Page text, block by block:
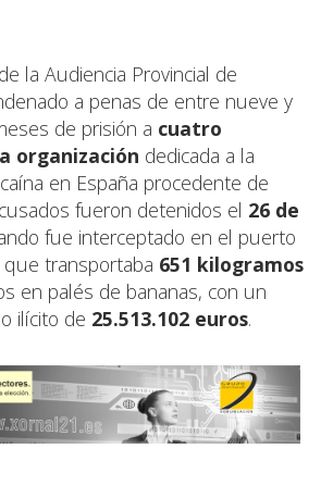
la Audiencia Provincial de
a penas de entre nueve y
de prisión a cuatro
organización dedicada a la
en España procedente de
fueron detenidos el 26 de
fue interceptado en el puerto
que transportaba 651 kilogramos
en palés de bananas, con un
ilícito de 25.513.102 euros.